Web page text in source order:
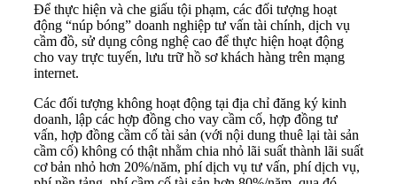
Để thực hiện và che giấu tội phạm, các đối tượng hoạt
động “núp bóng” doanh nghiệp tư vấn tài chính, dịch vụ
cầm đồ, sử dụng công nghệ cao để thực hiện hoạt động
cho vay trực tuyến, lưu trữ hồ sơ khách hàng trên mạng
internet.
Các đối tượng không hoạt động tại địa chỉ đăng ký kinh
doanh, lập các hợp đồng cho vay cầm cố, hợp đồng tư
vấn, hợp đồng cầm cố tài sản (với nội dung thuê lại tài sản
cầm cố) không có thật nhằm chia nhỏ lãi suất thành lãi suất
cơ bản nhỏ hơn 20%/năm, phí dịch vụ tư vấn, phí dịch vụ,